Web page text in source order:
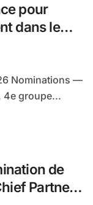
pour
dans le
4e groupe...
de
Partner